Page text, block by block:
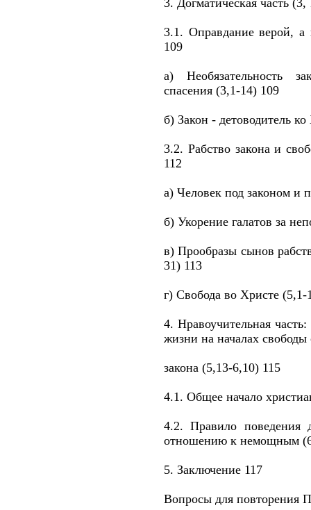
3. Догматическая часть
3.1. Оправдание верой, а
109
а) Необязательность
спасения (3,1-14) 109
б) Закон - детоводитель
3.2. Рабство закона и
112
а) Человек под законом и
б) Укорение галатов за
в) Прообразы сынов
31) 113
г) Свобода во Христе (5,1-
4. Нравоучительная
жизни на началах свободы
закона (5,13-6,10) 115
4.1. Общее начало
4.2. Правило поведения
отношению к немощным
5. Заключение 117
Вопросы для повторения